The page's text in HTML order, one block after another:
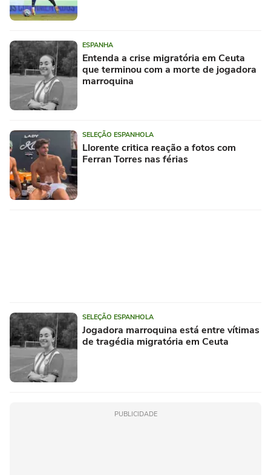
ESPANHA
Entenda a crise migratória em Ceuta
que terminou com a morte de jogadora
marroquina
SELEÇÃO ESPANHOLA
Llorente critica reação a fotos com
Ferran Torres nas férias
SELEÇÃO ESPANHOLA
Jogadora marroquina está entre vítimas
de tragédia migratória em Ceuta
PUBLICIDADE